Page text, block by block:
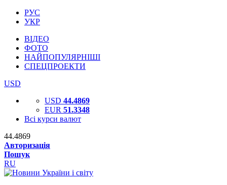
РУС
УКР
ВІДЕО
ФОТО
НАЙПОПУЛЯРНІШІ
СПЕЦПРОЕКТИ
USD
USD 44.4869
EUR 51.3348
Всі курси валют
44.4869
Авторизація
Пошук
RU